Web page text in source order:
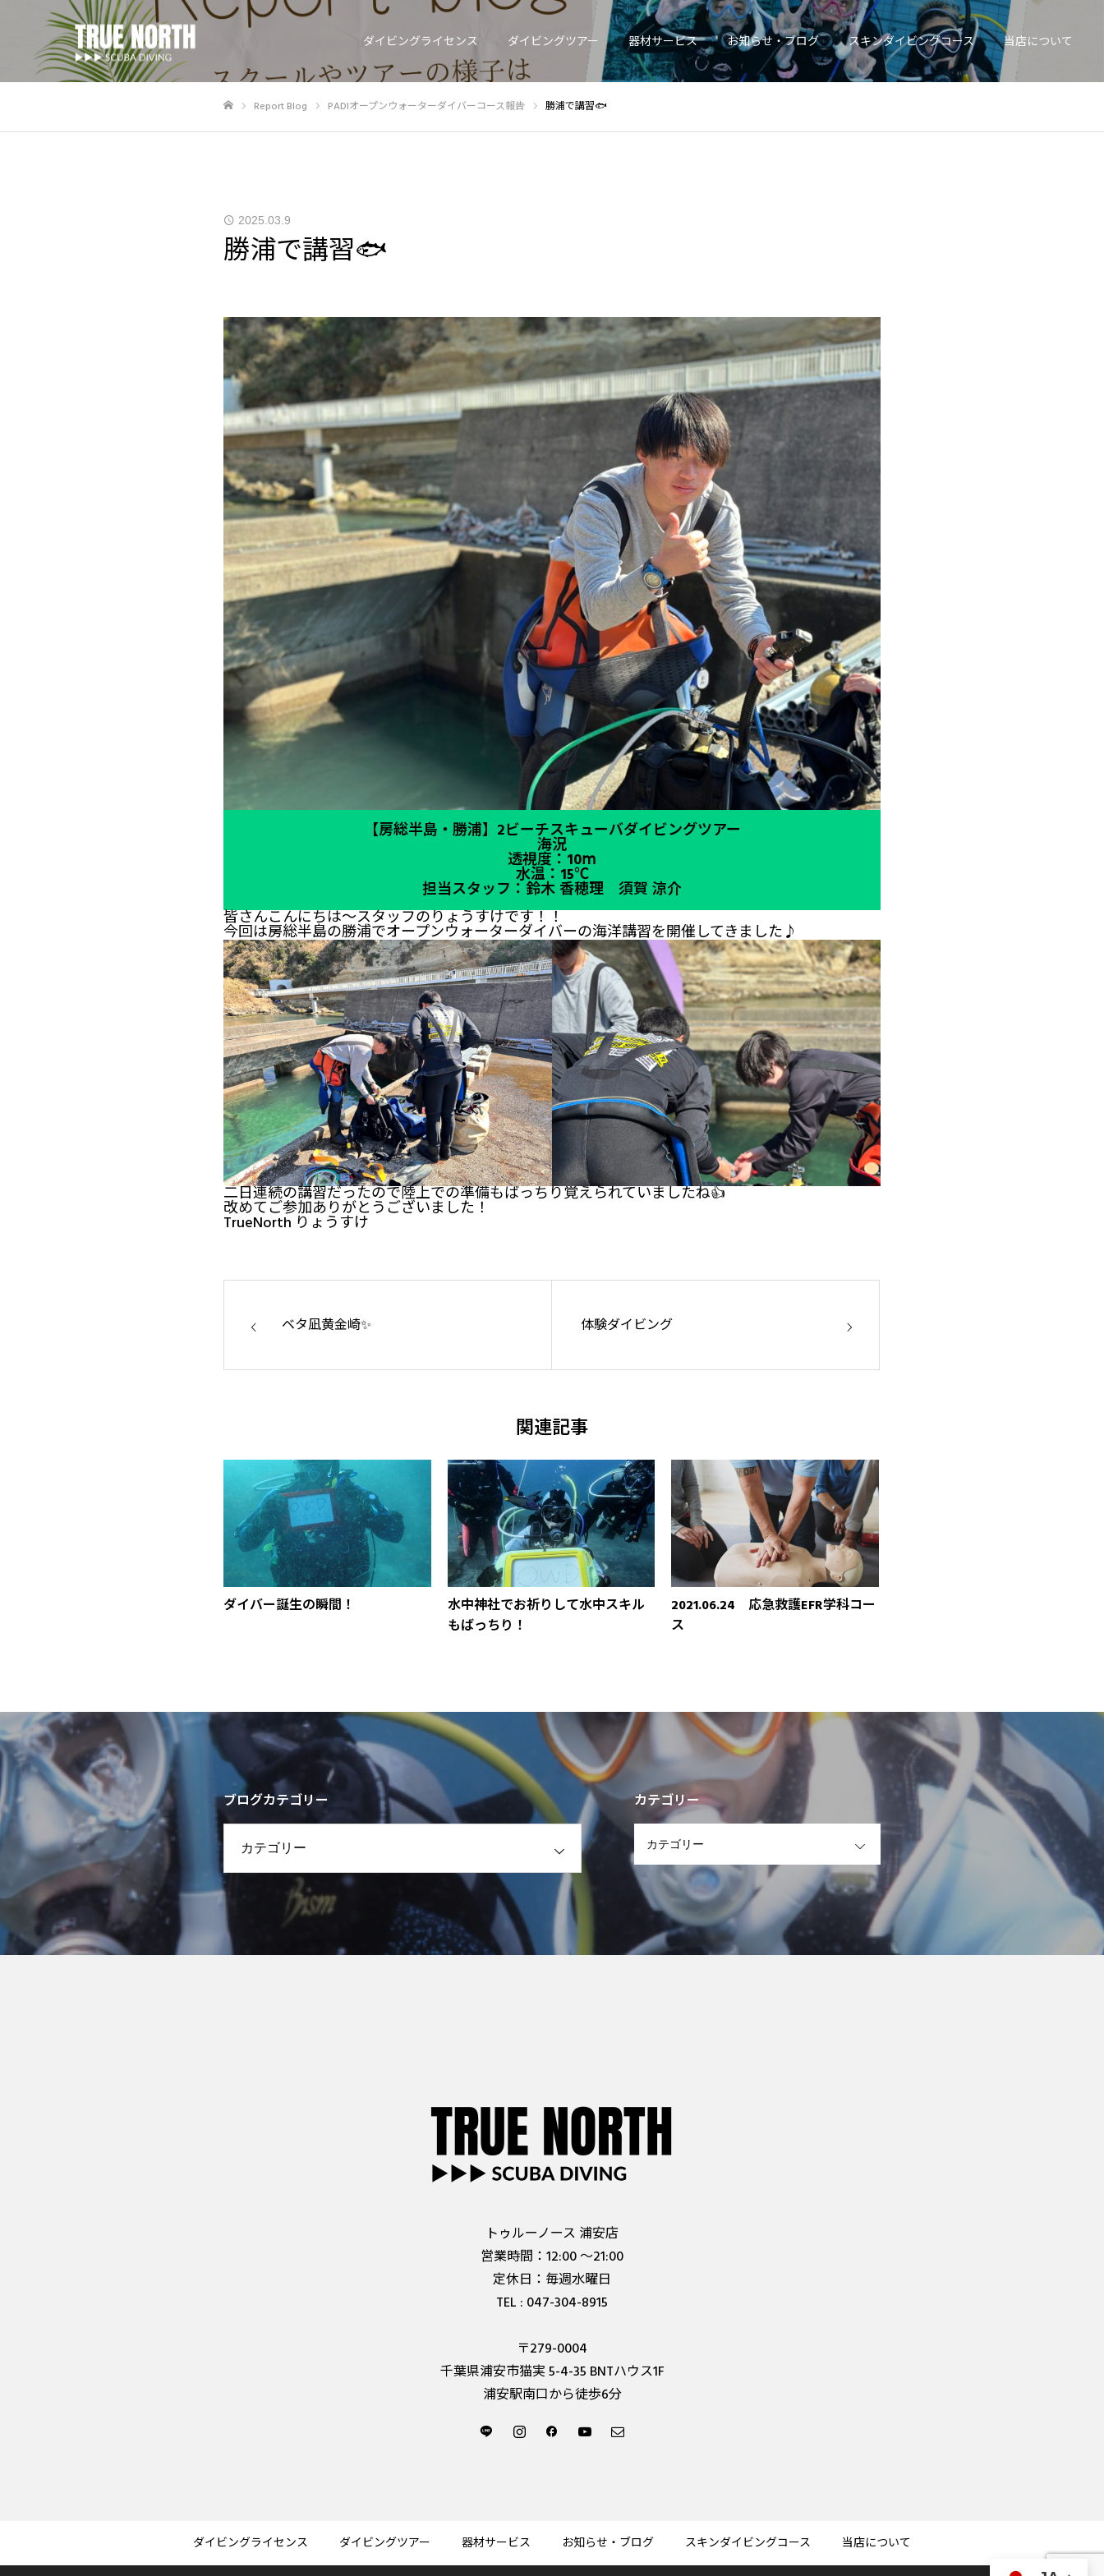
ダイビングライセンス ダイビングツアー 器材サービス お知らせ・ブログ スキンダイビングコース 当店について
Report Blog PADIオープンウォーターダイバーコース報告 勝浦で講習🐟
2025.03.9
勝浦で講習🐟
【房総半島・勝浦】2ビーチスキューバダイビングツアー
海況
透視度：10ⅿ
水温：15℃
担当スタッフ：鈴木 香穂理 須賀 涼介
皆さんこんにちは～スタッフのりょうすけです！！
今回は房総半島の勝浦でオープンウォーターダイバーの海洋講習を開催してきました♪
二日連続の講習だったので陸上での準備もばっちり覚えられていましたね👍
改めてご参加ありがとうございました！
TrueNorth りょうすけ
ベタ凪黄金崎✨ 体験ダイビング
関連記事
ダイバー誕生の瞬間！
水中神社でお祈りして水中スキル
もばっちり！
2021.06.24 応急救護EFR学科コー
ス
ブログカテゴリー カテゴリー
OPEN
トゥルーノース 浦安店
営業時間：12:00 ～21:00
定休日：毎週水曜日
TEL : 047-304-8915
〒279-0004
千葉県浦安市猫実 5-4-35 BNTハウス1F
浦安駅南口から徒歩6分
ダイビングライセンス ダイビングツアー 器材サービス お知らせ・ブログ スキンダイビングコース 当店について